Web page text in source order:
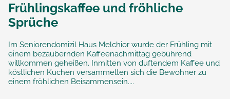
Frühlingskaffee und fröhliche
Sprüche
Im Seniorendomizil Haus Melchior wurde der Frühling mit
einem bezaubernden Kaffeenachmittag gebührend
willkommen geheißen. Inmitten von duftendem Kaffee und
köstlichen Kuchen versammelten sich die Bewohner zu
einem fröhlichen Beisammensein....